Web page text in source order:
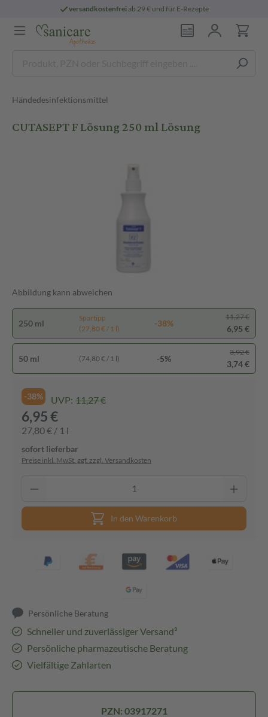
versandkostenfreiab 29 € und für E-Rezepte
Händedesinfektionsmittel
CUTASEPT F Lösung 250 ml Lösung
Abbildung kann abweichen
250 ml
Spartipp
(27,80 € / 1 l)
-38%
11,27 €
6,95 €
50 ml (74,80 € / 1 l) -5%
3,92 €
3,74 €
-38% UVP: 11,27 €
6,95 €
27,80 € / 1 l
sofort lieferbar
Preise inkl. MwSt. ggf. zzgl. Versandkosten
In den Warenkorb
Persönliche Beratung
Schneller und zuverlässiger Versand³
Persönliche pharmazeutische Beratung
Vielfältige Zahlarten
PZN: 03917271